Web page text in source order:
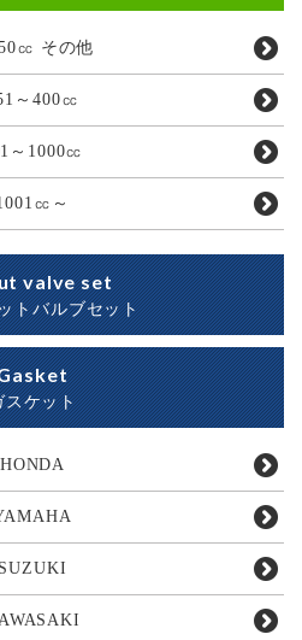
㏄ その他
～400㏄
～1000㏄
㏄～
valve set
トバルブセット
スケット
HONDA
SUZUKI